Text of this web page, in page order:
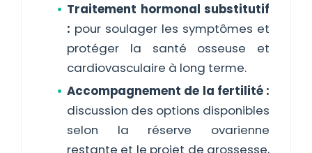
Traitement hormonal substitutif
: pour soulager les symptômes et
protéger la santé osseuse et
cardiovasculaire à long terme.
Accompagnement de la fertilité :
discussion des options disponibles
selon la réserve ovarienne
restante et le projet de grossesse,